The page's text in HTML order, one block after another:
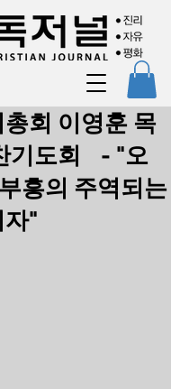
회 이영훈 목
기도회 - "오
흥의 주역되는
자"